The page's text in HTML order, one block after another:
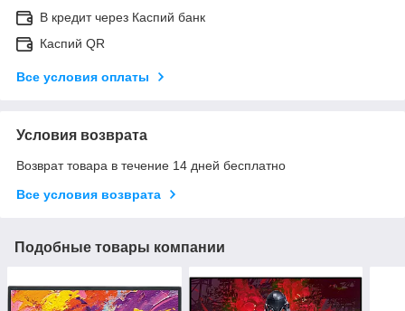
В кредит через Каспий банк
Каспий QR
Все условия оплаты
Условия возврата
Возврат товара в течение 14 дней бесплатно
Все условия возврата
Подобные товары компании